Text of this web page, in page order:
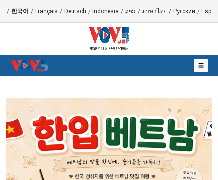
/ 한국어 / Français / Deutsch / Indonesia / ລາວ / ภาษาไทย / Русский /
☰